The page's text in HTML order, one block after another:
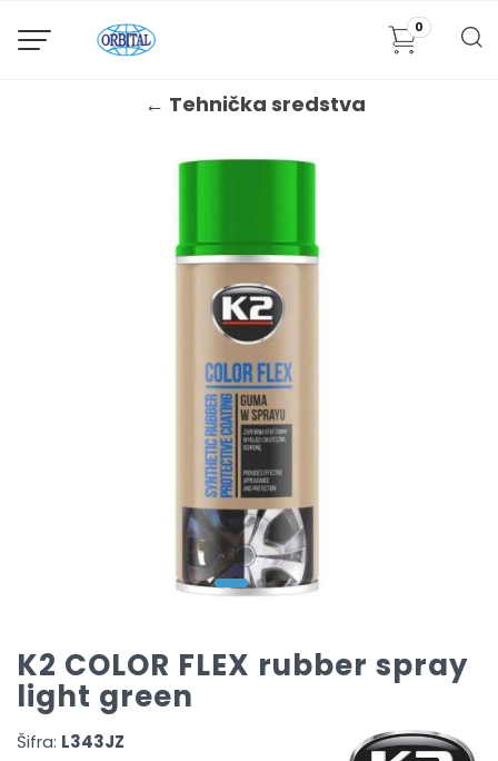
0
← Tehnička sredstva
K2 COLOR FLEX rubber spray
light green
Šifra: L343JZ